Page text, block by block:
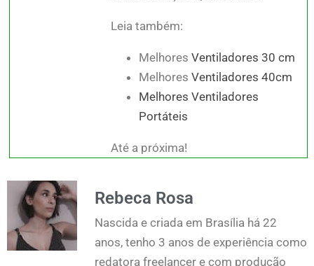
Leia também:
Melhores Ventiladores 30 cm
Melhores Ventiladores 40cm
Melhores Ventiladores
Portáteis
Até a próxima!
Rebeca Rosa
Nascida e criada em Brasília há 22
anos, tenho 3 anos de experiência como
redatora freelancer e com produção